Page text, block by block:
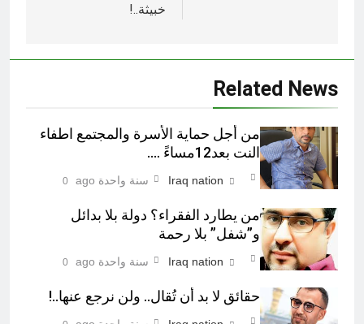
خبيثة..!
Related News
من أجل حماية الأسرة والمجتمع اطفاء
النت بعد12مساءً ….
Iraq nation سنة واحدة ago 0
من يطارد الفقراء؟ دولة بلا بدائل
و”شفل” بلا رحمة
Iraq nation سنة واحدة ago 0
حقائق لا بد أن تُقال.. ولن نرجع عنها..!